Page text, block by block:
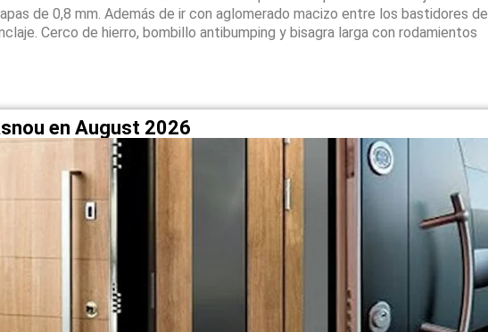
de 0,8 mm. Además de ir con aglomerado macizo entre los bastidores de
Cerco de hierro, bombillo antibumping y bisagra larga con rodamientos
en August 2026